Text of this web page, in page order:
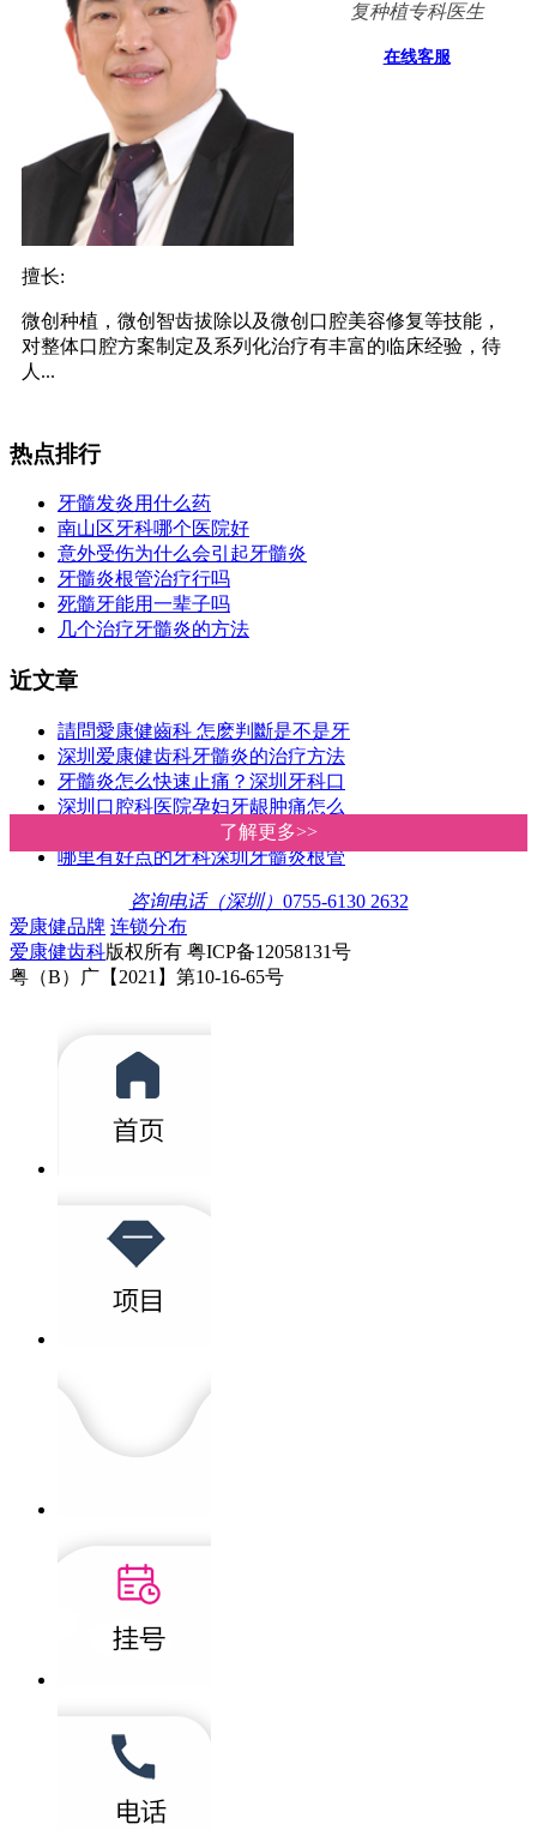
了解更多>>
了解更多>>
复种植专科医生
在线客服
擅长:
微创种植，微创智齿拔除以及微创口腔美容修复等技能，
对整体口腔方案制定及系列化治疗有丰富的临床经验，待
人...
热点排行
牙髓发炎用什么药
南山区牙科哪个医院好
意外受伤为什么会引起牙髓炎
牙髓炎根管治疗行吗
死髓牙能用一辈子吗
几个治疗牙髓炎的方法
近文章
請問愛康健齒科 怎麽判斷是不是牙
深圳爱康健齿科牙髓炎的治疗方法
牙髓炎怎么快速止痛？深圳牙科口
深圳口腔科医院孕妇牙龈肿痛怎么
深圳爱康健连锁齿科牙髓炎根管治
哪里有好点的牙科深圳牙髓炎根管
咨询电话（深圳） 0755-6130 2632
爱康健品牌 连锁分布
爱康健齿科版权所有 粤ICP备12058131号
粤（B）广【2021】第10-16-65号